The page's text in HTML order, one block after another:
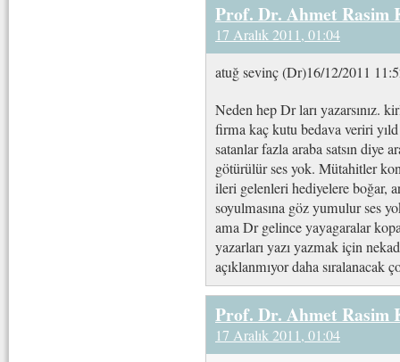
Prof. Dr. Ahmet Rasim
17 Aralık 2011, 01:04
atuğ sevinç (Dr)16/12/2011
Neden hep Dr ları yazarsınız.
firma kaç kutu bedava veriri
satanlar fazla araba satsın diye
götürülür ses yok. Mütahitler
ileri gelenleri hediyelere boğar,
soyulmasına göz yumulur ses
ama Dr gelince yayagaralar
yazarları yazı yazmak için
açıklanmıyor daha sıralanacak
Prof. Dr. Ahmet Rasim
17 Aralık 2011, 01:04